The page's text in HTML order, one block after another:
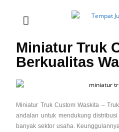
Miniatur Truk
Berkualitas
Miniatur Truk Custom Waskita –
andalan untuk mendukung
banyak sektor usaha.